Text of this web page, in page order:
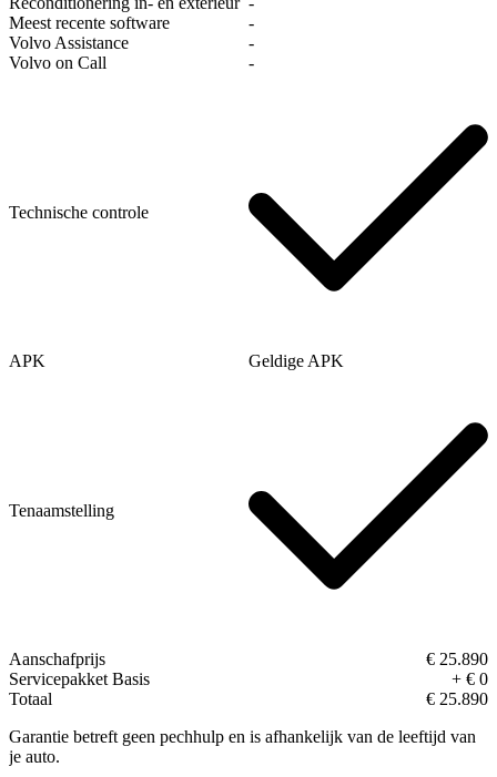
Meest recente software
‐
Volvo Assistance
‐
Volvo on Call
‐
Technische controle
APK Geldige APK
Tenaamstelling
Aanschafprijs
€ 25.890
Servicepakket Basis
+ € 0
Totaal
€ 25.890
Garantie betreft geen pechhulp en is afhankelijk van de leeftijd van
je auto.